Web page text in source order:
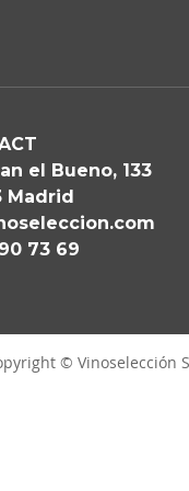
el Bueno, 133
Madrid
73 69
© Vinoselección